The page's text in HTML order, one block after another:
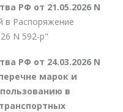
РФ от 21.05.2026 N
в Распоряжение
N 592-р"
РФ от 24.03.2026 N
марок и
в